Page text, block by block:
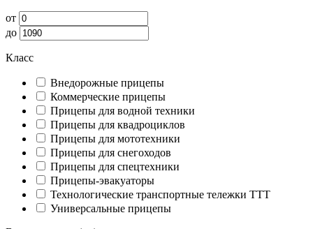
от
до
Класс
Внедорожные прицепы
Коммерческие прицепы
Прицепы для водной техники
Прицепы для квадроциклов
Прицепы для мототехники
Прицепы для снегоходов
Прицепы для спецтехники
Прицепы-эвакуаторы
Технологические транспортные тележки ТТТ
Универсальные прицепы